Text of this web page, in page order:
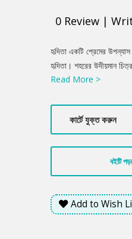
0 Review |
Product
Summery
হৃদিতা একটি প্রেমের
হৃদিতা। শহরের উদীয়মান
কার এক্সিডেন্টের মধ্য দিয়ে
Read More >
কার্টে যুক্ত করুন
বইটি
Add to Wish